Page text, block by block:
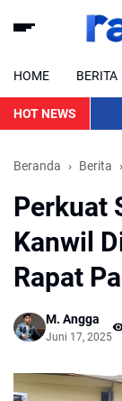
HOME BERITA
HOT NEWS
Beranda Berita
Perkuat
Kanwil
Rapat
M. Angga
Juni 17, 2025